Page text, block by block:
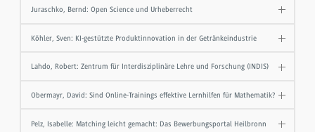
Juraschko, Bernd: Open Science und Urheberrecht
Köhler, Sven: KI-gestützte Produktinnovation in der Getränkeindustrie
Lahdo, Robert: Zentrum für Interdisziplinäre Lehre und Forschung (INDIS)
Obermayr, David: Sind Online-Trainings effektive Lernhilfen für Mathematik?
Pelz, Isabelle: Matching leicht gemacht: Das Bewerbungsportal Heilbronn